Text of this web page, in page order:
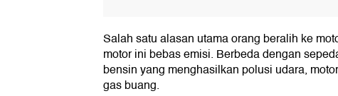
Salah satu alasan utama orang beralih ke
motor ini bebas emisi. Berbeda dengan
bensin yang menghasilkan polusi udara,
gas buang.